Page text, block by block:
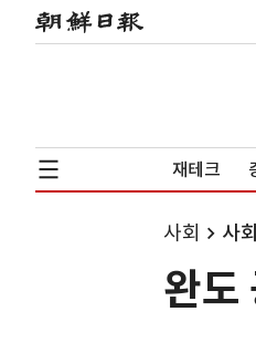
재테크
사회 사
완도